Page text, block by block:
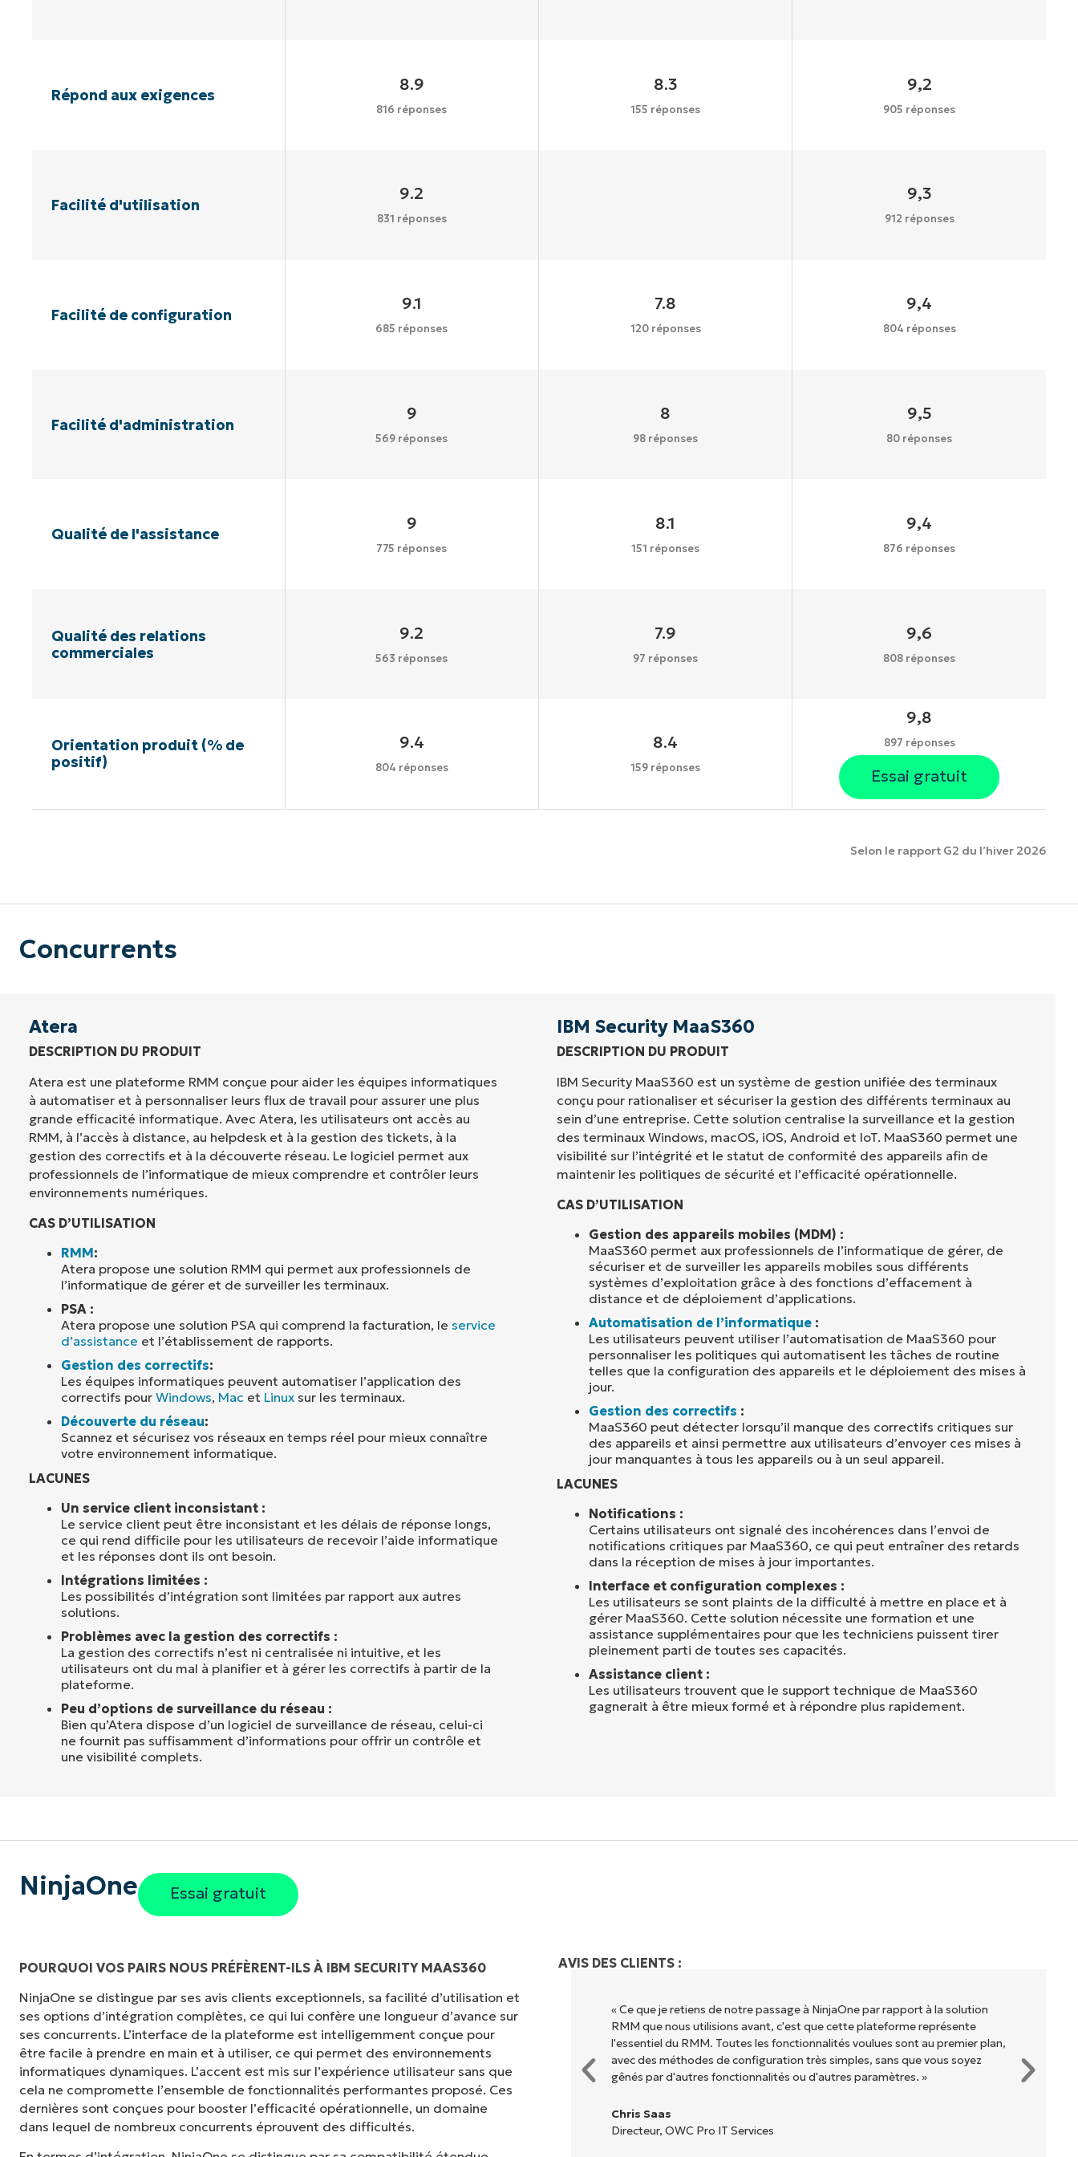
Répond aux exigences
8.9
816 réponses
8.3
155 réponses
9,2
905 réponses
Facilité d'utilisation
9.2
831 réponses
9,3
912 réponses
Facilité de configuration
9.1
685 réponses
7.8
120 réponses
9,4
804 réponses
Facilité d'administration
9
569 réponses
8
98 réponses
9,5
80 réponses
Qualité de l'assistance
9
775 réponses
8.1
151 réponses
9,4
876 réponses
Qualité des relations
commerciales
9.2
563 réponses
7.9
97 réponses
9,6
808 réponses
Orientation produit (% de
positif)
9.4
804 réponses
8.4
159 réponses
9,8
897 réponses
Essai gratuit
Selon le rapport G2 du l’hiver 2026
Concurrents
Atera
DESCRIPTION DU PRODUIT
Atera est une plateforme RMM conçue pour aider les équipes informatiques
à automatiser et à personnaliser leurs flux de travail pour assurer une plus
grande efficacité informatique. Avec Atera, les utilisateurs ont accès au
RMM, à l’accès à distance, au helpdesk et à la gestion des tickets, à la
gestion des correctifs et à la découverte réseau. Le logiciel permet aux
professionnels de l’informatique de mieux comprendre et contrôler leurs
environnements numériques.
CAS D’UTILISATION
RMM:
Atera propose une solution RMM qui permet aux professionnels de
l’informatique de gérer et de surveiller les terminaux.
PSA :
Atera propose une solution PSA qui comprend la facturation, le service
d’assistance et l’établissement de rapports.
Gestion des correctifs:
Les équipes informatiques peuvent automatiser l’application des
correctifs pour Windows, Mac et Linux sur les terminaux.
Découverte du réseau:
Scannez et sécurisez vos réseaux en temps réel pour mieux connaître
votre environnement informatique.
LACUNES
Un service client inconsistant :
Le service client peut être inconsistant et les délais de réponse longs,
ce qui rend difficile pour les utilisateurs de recevoir l’aide informatique
et les réponses dont ils ont besoin.
Intégrations limitées :
Les possibilités d’intégration sont limitées par rapport aux autres
solutions.
Problèmes avec la gestion des correctifs :
La gestion des correctifs n’est ni centralisée ni intuitive, et les
utilisateurs ont du mal à planifier et à gérer les correctifs à partir de la
plateforme.
Peu d’options de surveillance du réseau :
Bien qu’Atera dispose d’un logiciel de surveillance de réseau, celui-ci
ne fournit pas suffisamment d’informations pour offrir un contrôle et
une visibilité complets.
IBM Security MaaS360
DESCRIPTION DU PRODUIT
IBM Security MaaS360 est un système de gestion unifiée des terminaux
conçu pour rationaliser et sécuriser la gestion des différents terminaux au
sein d’une entreprise. Cette solution centralise la surveillance et la gestion
des terminaux Windows, macOS, iOS, Android et IoT. MaaS360 permet une
visibilité sur l’intégrité et le statut de conformité des appareils afin de
maintenir les politiques de sécurité et l’efficacité opérationnelle.
CAS D’UTILISATION
Gestion des appareils mobiles (MDM) :
MaaS360 permet aux professionnels de l’informatique de gérer, de
sécuriser et de surveiller les appareils mobiles sous différents
systèmes d’exploitation grâce à des fonctions d’effacement à
distance et de déploiement d’applications.
Automatisation de l’informatique :
Les utilisateurs peuvent utiliser l’automatisation de MaaS360 pour
personnaliser les politiques qui automatisent les tâches de routine
telles que la configuration des appareils et le déploiement des mises à
jour.
Gestion des correctifs :
MaaS360 peut détecter lorsqu’il manque des correctifs critiques sur
des appareils et ainsi permettre aux utilisateurs d’envoyer ces mises à
jour manquantes à tous les appareils ou à un seul appareil.
LACUNES
Notifications :
Certains utilisateurs ont signalé des incohérences dans l’envoi de
notifications critiques par MaaS360, ce qui peut entraîner des retards
dans la réception de mises à jour importantes.
Interface et configuration complexes :
Les utilisateurs se sont plaints de la difficulté à mettre en place et à
gérer MaaS360. Cette solution nécessite une formation et une
assistance supplémentaires pour que les techniciens puissent tirer
pleinement parti de toutes ses capacités.
Assistance client :
Les utilisateurs trouvent que le support technique de MaaS360
gagnerait à être mieux formé et à répondre plus rapidement.
NinjaOne Essai gratuit
POURQUOI VOS PAIRS NOUS PRÉFÈRENT-ILS À IBM SECURITY MAAS360
NinjaOne se distingue par ses avis clients exceptionnels, sa facilité d’utilisation et
ses options d’intégration complètes, ce qui lui confère une longueur d’avance sur
ses concurrents. L’interface de la plateforme est intelligemment conçue pour
être facile à prendre en main et à utiliser, ce qui permet des environnements
informatiques dynamiques. L’accent est mis sur l’expérience utilisateur sans que
cela ne compromette l’ensemble de fonctionnalités performantes proposé. Ces
dernières sont conçues pour booster l’efficacité opérationnelle, un domaine
dans lequel de nombreux concurrents éprouvent des difficultés.
AVIS DES CLIENTS :
« NinjaOne est extrêmement simple d'utilisation grâce à une interface fluide
et des fonctionnalités back-end puissantes. Pas de configuration complexe
ou d'interface difficile à maîtriser. Toutes les options et tous les outils sont
clairement étiquetés, faciles à comprendre et il est très facile de s'y
retrouver. »
Ryan Reiffenberger
Reiffenberger.NET Technology Solutions
« Ce que je retiens de notre passage à NinjaOne par rapport à la solution
RMM que nous utilisions avant, c'est que cette plateforme représente
l'essentiel du RMM. Toutes les fonctionnalités voulues sont au premier plan,
avec des méthodes de configuration très simples, sans que vous soyez
gênés par d'autres fonctionnalités ou d'autres paramètres. »
Chris Saas
Directeur, OWC Pro IT Services
Company